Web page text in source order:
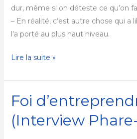
dur, même si on déteste ce qu’on
– En réalité, c’est autre chose qui a
l’a porté au plus haut niveau.
Lire la suite »
Foi
(Interview
Foi
(Interview